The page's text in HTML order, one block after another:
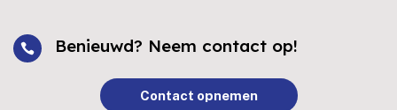
 Benieuwd? Neem contact op!
Contact opnemen